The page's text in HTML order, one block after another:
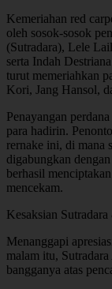
Kemeriahan red
oleh sosok-sosok
(Sutradara), Lele
serta Indah
turut memeriahkan
Kori, Jang Hansol,
Penayangan
para hadirin.
rernake ini, di mana
digabungkan
berhasil
mencekam.
Kesaksian
Menanggapi
malam itu,
bangganya atas